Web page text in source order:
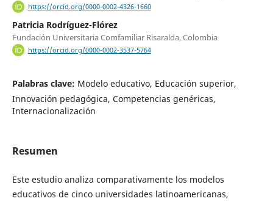
https://orcid.org/0000-0002-4326-1660
Patricia Rodríguez-Flórez
Fundación Universitaria Comfamiliar Risaralda, Colombia
https://orcid.org/0000-0002-3537-5764
Palabras clave: Modelo educativo, Educación superior,
Innovación pedagógica, Competencias genéricas,
Internacionalización
Resumen
Este estudio analiza comparativamente los modelos
educativos de cinco universidades latinoamericanas,